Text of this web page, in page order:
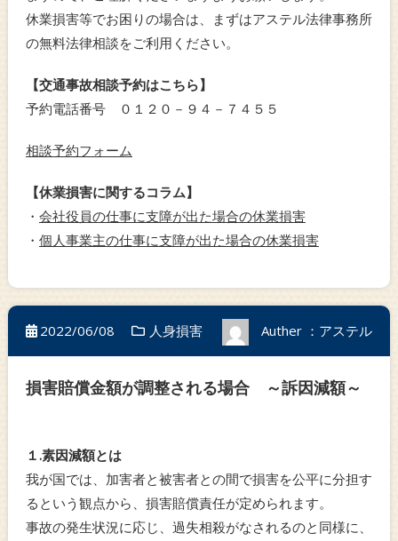
休業損害等でお困りの場合は、まずはアステル法律事務所
の無料法律相談をご利用ください。
【交通事故相談予約はこちら】
予約電話番号 ０１２０－９４－７４５５
相談予約フォーム
【休業損害に関するコラム】
・ 会社役員の仕事に支障が出た場合の休業損害
・ 個人事業主の仕事に支障が出た場合の休業損害
2022/06/08 人身損害 Auther ：アステル
損害賠償金額が調整される場合 ～訴因減額～
１.素因減額とは
我が国では、加害者と被害者との間で損害を公平に分担す
るという観点から、損害賠償責任が定められます。
事故の発生状況に応じ、過失相殺がなされるのと同様に、